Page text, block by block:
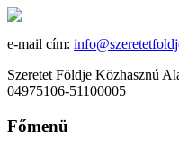
e-mail cím:
Szeretet Földje Közhasznú
04975106-51100005
Főmenü